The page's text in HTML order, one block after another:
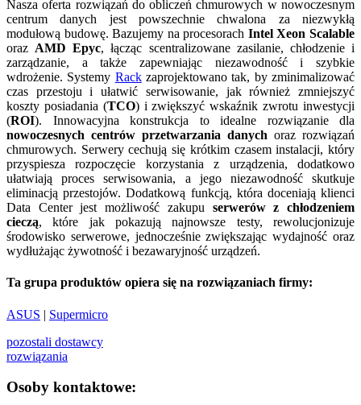
Nasza oferta rozwiązań do obliczeń chmurowych w nowoczesnym
centrum danych jest powszechnie chwalona za niezwykłą
modułową budowę. Bazujemy na procesorach Intel Xeon Scalable
oraz AMD Epyc, łącząc scentralizowane zasilanie, chłodzenie i
zarządzanie, a także zapewniając niezawodność i szybkie
wdrożenie. Systemy Rackzaprojektowano tak, by zminimalizować
czas przestoju i ułatwić serwisowanie, jak również zmniejszyć
koszty posiadania (TCO) i zwiększyć wskaźnik zwrotu inwestycji
(ROI). Innowacyjna konstrukcja to idealne rozwiązanie dla
nowoczesnych centrów przetwarzania danych oraz rozwiązań
chmurowych. Serwery cechują się krótkim czasem instalacji, który
przyspiesza rozpoczęcie korzystania z urządzenia, dodatkowo
ułatwiają proces serwisowania, a jego niezawodność skutkuje
eliminacją przestojów. Dodatkową funkcją, która doceniają klienci
Data Center jest możliwość zakupu serwerów z chłodzeniem
cieczą, które jak pokazują najnowsze testy, rewolucjonizuje
środowisko serwerowe, jednocześnie zwiększając wydajność oraz
wydłużając żywotność i bezawaryjność urządzeń.
Ta grupa produktów opiera się na rozwiązaniach firmy:
ASUS | Supermicro
pozostali dostawcy
rozwiązania
Osoby kontaktowe: